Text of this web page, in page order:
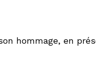
hommage, en